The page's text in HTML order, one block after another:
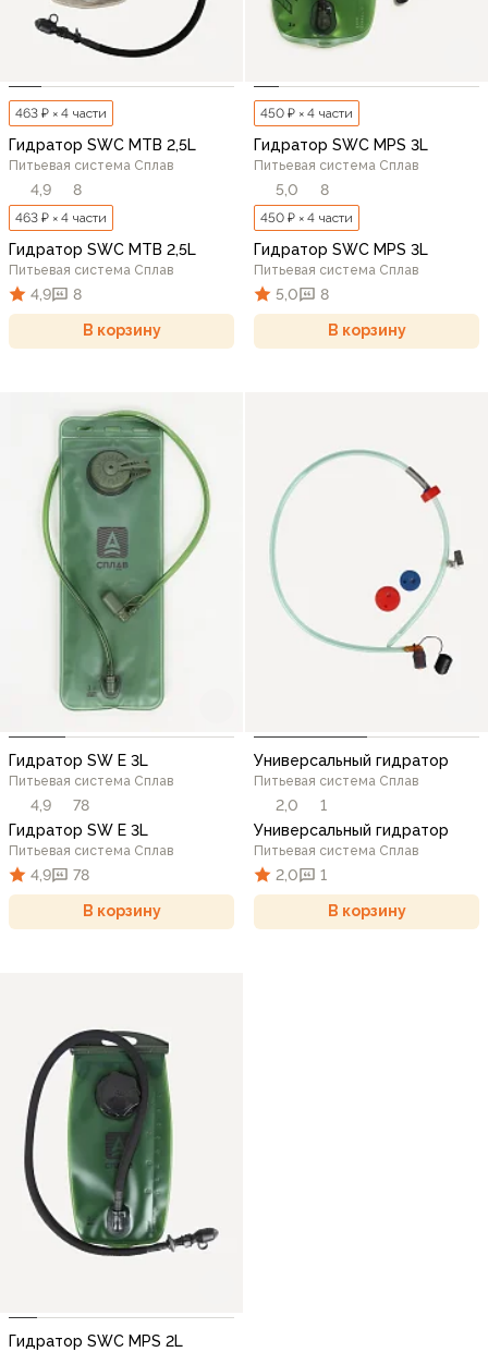
463 ₽ × 4 части
Гидратор SWC MTB 2,5L
Питьевая система Сплав
4,9 8
463 ₽ × 4 части
Гидратор SWC MTB 2,5L
Питьевая система Сплав
4,9 8
В корзину
450 ₽ × 4 части
Гидратор SWC MPS 3L
Питьевая система Сплав
5,0 8
450 ₽ × 4 части
Гидратор SWC MPS 3L
Питьевая система Сплав
5,0 8
В корзину
Гидратор SW E 3L
Питьевая система Сплав
4,9
78
Гидратор SW E 3L
Питьевая система Сплав
4,9 78
В корзину
Универсальный гидратор
Питьевая система Сплав
2,0
1
Универсальный гидратор
Питьевая система Сплав
2,0 1
В корзину
Гидратор SWC MPS 2L